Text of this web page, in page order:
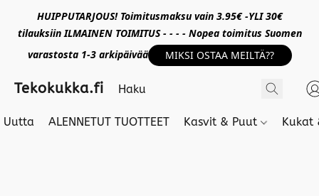
HUIPPUTARJOUS! Toimitusmaksu vain 3.95€ -YLI 30€
tilauksiin ILMAINEN TOIMITUS - - - - Nopea toimitus Suomen
varastosta 1-3 arkipäivää
MIKSI OSTAA MEILTÄ??
Tekokukka.fi
Uutta ALENNETUT TUOTTEET Kasvit & Puut Kukat